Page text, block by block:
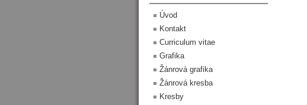
Úvod
Kontakt
Curriculum vitae
Grafika
Žánrová grafika
Žánrová kresba
Kresby